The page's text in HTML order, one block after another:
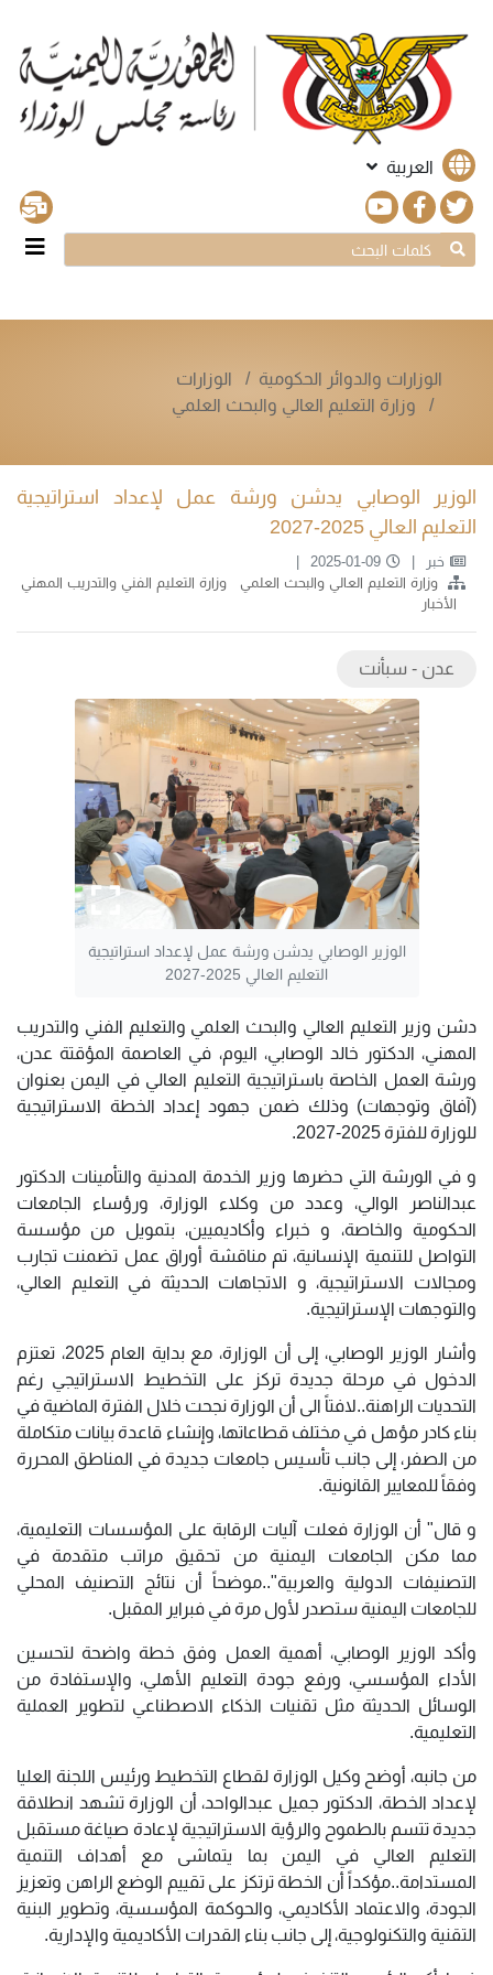
العربية
الوزارات والدوائر الحكومية
الوزارات
وزارة التعليم العالي والبحث العلمي
الوزير الوصابي يدشن ورشة عمل لإعداد استراتيجية
التعليم العالي 2025-2027
خبر
2025-01-09
وزارة التعليم العالي والبحث العلمي
وزارة التعليم الفني والتدريب المهني
الأخبار
عدن - سبأنت
الوزير الوصابي يدشن ورشة عمل لإعداد استراتيجية
التعليم العالي 2025-2027
دشن وزير التعليم العالي والبحث العلمي والتعليم الفني والتدريب
المهني، الدكتور خالد الوصابي، اليوم، في العاصمة المؤقتة عدن،
ورشة العمل الخاصة باستراتيجية التعليم العالي في اليمن بعنوان
(آفاق وتوجهات) وذلك ضمن جهود إعداد الخطة الاستراتيجية
للوزارة للفترة 2025-2027.
و في الورشة التي حضرها وزير الخدمة المدنية والتأمينات الدكتور
عبدالناصر الوالي، وعدد من وكلاء الوزارة، ورؤساء الجامعات
الحكومية والخاصة، و خبراء وأكاديميين، بتمويل من مؤسسة
التواصل للتنمية الإنسانية، تم مناقشة أوراق عمل تضمنت تجارب
ومجالات الاستراتيجية، و الاتجاهات الحديثة في التعليم العالي،
والتوجهات الإستراتيجية.
وأشار الوزير الوصابي، إلى أن الوزارة، مع بداية العام 2025، تعتزم
الدخول في مرحلة جديدة تركز على التخطيط الاستراتيجي رغم
التحديات الراهنة..لافتاً الى أن الوزارة نجحت خلال الفترة الماضية في
بناء كادر مؤهل في مختلف قطاعاتها، وإنشاء قاعدة بيانات متكاملة
من الصفر، إلى جانب تأسيس جامعات جديدة في المناطق المحررة
وفقاً للمعايير القانونية.
و قال" أن الوزارة فعلت آليات الرقابة على المؤسسات التعليمية،
مما مكن الجامعات اليمنية من تحقيق مراتب متقدمة في
التصنيفات الدولية والعربية"..موضحاً أن نتائج التصنيف المحلي
للجامعات اليمنية ستصدر لأول مرة في فبراير المقبل.
وأكد الوزير الوصابي، أهمية العمل وفق خطة واضحة لتحسين
الأداء المؤسسي، ورفع جودة التعليم الأهلي، والإستفادة من
الوسائل الحديثة مثل تقنيات الذكاء الاصطناعي لتطوير العملية
التعليمية.
من جانبه، أوضح وكيل الوزارة لقطاع التخطيط ورئيس اللجنة العليا
لإعداد الخطة، الدكتور جميل عبدالواحد، أن الوزارة تشهد انطلاقة
جديدة تتسم بالطموح والرؤية الاستراتيجية لإعادة صياغة مستقبل
التعليم العالي في اليمن بما يتماشى مع أهداف التنمية
المستدامة..مؤكداً أن الخطة ترتكز على تقييم الوضع الراهن وتعزيز
الجودة، والاعتماد الأكاديمي، والحوكمة المؤسسية، وتطوير البنية
التقنية والتكنولوجية، إلى جانب بناء القدرات الأكاديمية والإدارية.